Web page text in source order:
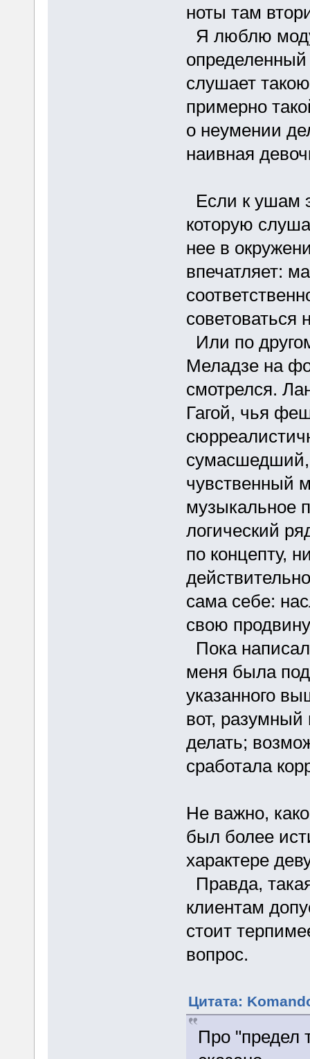
ноты там
Я люблю
определенный
слушает
примерно
о неумении
наивная
Если к ушам
которую
нее в
впечатляет:
советоваться
Или по
Меладзе на
смотрелся.
Гагой, чья
чувственный
музыкальное
логический
по концепту,
сама себе:
свою
Пока
меня была
указанного
вот,
делать;
сработала
Не важно,
был более
характере
Правда,
клиентам
стоит
вопрос.
Цитата:
Про "предел